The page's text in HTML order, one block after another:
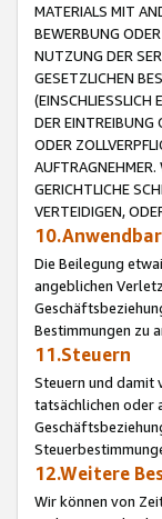
MATERIALS MIT
BEWERBUNG
NUTZUNG DER
GESETZLICHEN
(EINSCHLIESSLICH
DER EINTREIBUNG
ODER
GERICHTLICHE
VERTEIDIGEN,
Die Beilegung
angeblichen
Bestimmungen zu
11.Steuern
Steuern und damit
tatsächlichen oder
12.Weitere
Wir können von